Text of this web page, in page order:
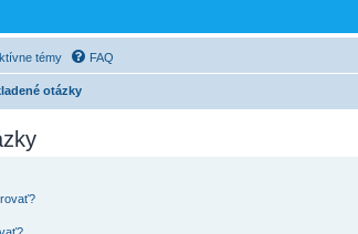
témy FAQ
otázky